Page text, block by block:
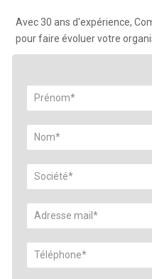
Avec 30 ans d'expérience,
pour faire évoluer votre